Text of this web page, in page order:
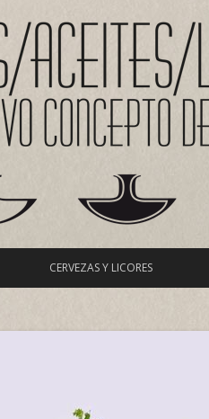
Ir al contenido
CERVEZAS Y LICORES